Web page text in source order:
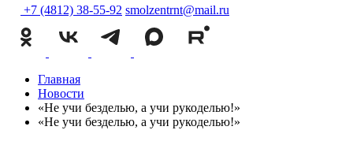
+7 (4812) 38-55-92 smolzentrnt@mail.ru
Главная
Новости
«Не учи безделью, а учи рукоделью!»
«Не учи безделью, а учи рукоделью!»